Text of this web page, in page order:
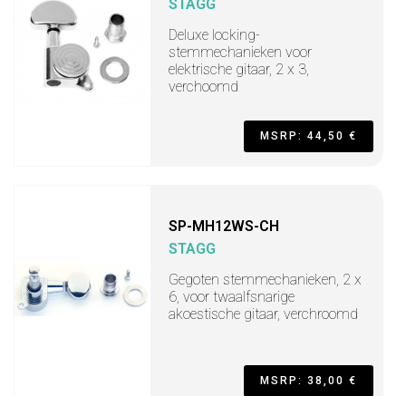
STAGG
Deluxe locking-
stemmechanieken voor
elektrische gitaar, 2 x 3,
verchoomd
MSRP: 44,50 €
SP-MH12WS-CH
STAGG
Gegoten stemmechanieken, 2 x
6, voor twaalfsnarige
akoestische gitaar, verchroomd
MSRP: 38,00 €